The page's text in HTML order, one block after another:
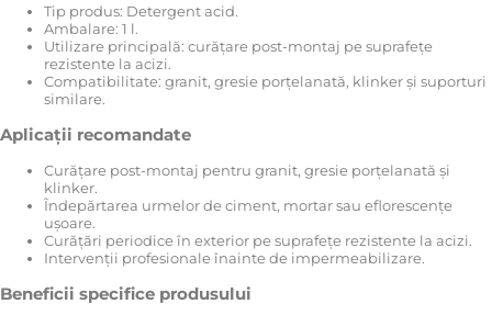
Tip produs: Detergent acid.
Ambalare: 1 l.
Utilizare principală: curățare post-montaj pe suprafețe
rezistente la acizi.
Compatibilitate: granit, gresie porțelanată, klinker și suporturi
similare.
Aplicații recomandate
Curățare post-montaj pentru granit, gresie porțelanată și
klinker.
Îndepărtarea urmelor de ciment, mortar sau eflorescențe
ușoare.
Curățări periodice în exterior pe suprafețe rezistente la acizi.
Intervenții profesionale înainte de impermeabilizare.
Beneficii specifice produsului